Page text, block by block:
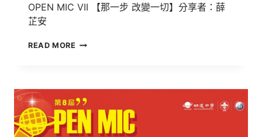
OPEN MIC VII 【那一步 改變一切】分享者：薛
芷安
READ MORE OPEN
步
改
變
一